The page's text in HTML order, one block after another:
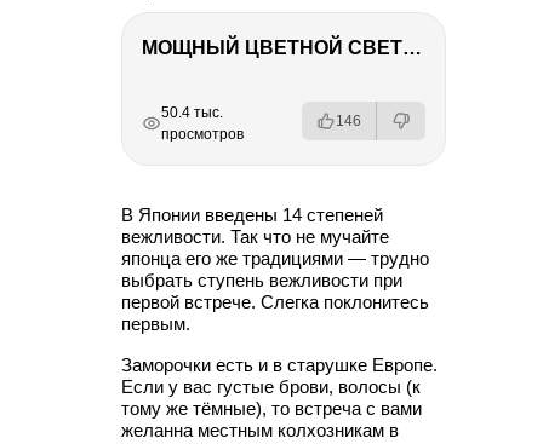
МОЩНЫЙ ЦВЕТНОЙ СВЕТ – NANLITE FC-500C
РЕКЛАМА
РЕКЛАМА
РЕКЛАМА
50.4 тыс.
просмотров
146
В Японии введены 14 степеней
вежливости. Так что не мучайте
японца его же традициями — трудно
выбрать ступень вежливости при
первой встрече. Слегка поклонитесь
первым.
Заморочки есть и в старушке Европе.
Если у вас густые брови, волосы (к
тому же тёмные), то встреча с вами
желанна местным колхозникам в